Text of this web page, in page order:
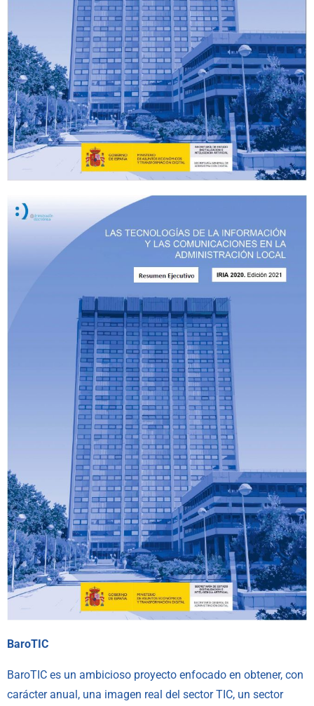
BaroTIC
BaroTIC es un ambicioso proyecto enfocado en obtener, con
carácter anual, una imagen real del sector TIC, un sector